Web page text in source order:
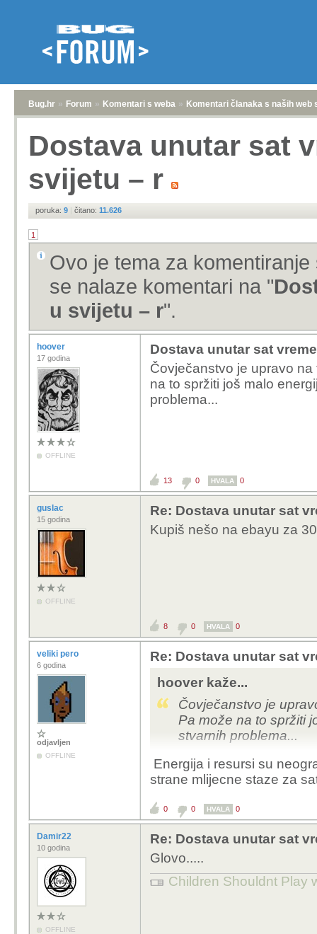
Bug.hr » Forum » Komentari s weba » Komentari članaka s naših web
Dostava unutar sat
svijetu – r
poruka: 9 | čitano: 11.626
1
Ovo je tema za
se nalaze komentari na "
u svijetu – r".
hoover
17 godina
OFFLINE
Dostava unutar sat
Čovječanstvo je upravo
na to spržiti još malo
problema...
13 0 HVALA 0
guslac
15 godina
OFFLINE
Re: Dostava unutar sat
Kupiš nešo na ebayu za
8 0 HVALA 0
veliki pero
6 godina
odjavljen
OFFLINE
Re: Dostava unutar sat
hoover kaže...
Čovječanstvo je
Pa može na to spržiti
stvarnih problema...
Energija i resursi su
strane mlijecne staze za
0 0 HVALA 0
Damir22
10 godina
OFFLINE
Re: Dostava unutar sat
Glovo.....
Children Shouldnt Play